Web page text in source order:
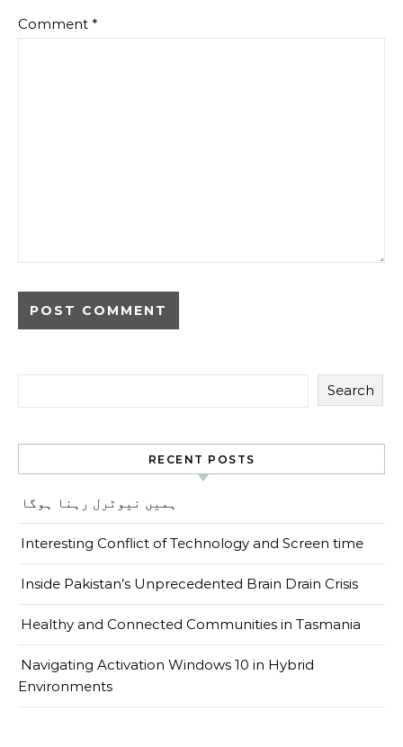
Comment *
Search
RECENT POSTS
ہمیں نیوٹرل رہنا ہوگا
Interesting Conflict of Technology and Screen time
Inside Pakistan’s Unprecedented Brain Drain Crisis
Healthy and Connected Communities in Tasmania
Navigating Activation Windows 10 in Hybrid
Environments